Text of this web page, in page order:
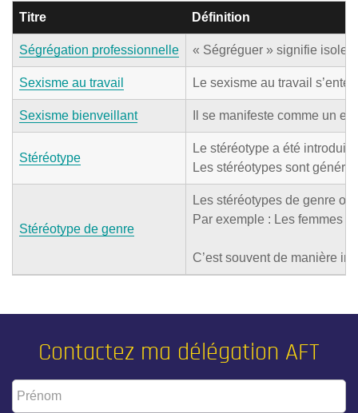
Titre Définition
Ségrégation professionnelle « Ségréguer » signifie
Sexisme au travail Le sexisme au travail
Sexisme bienveillant Il se manifeste comme un
Stéréotype
Le stéréotype a été introduit
Les stéréotypes sont
Stéréotype de genre
Les stéréotypes de genre
Par exemple : Les femmes
C’est souvent de manière
Contactez ma délégation AFT
Prénom